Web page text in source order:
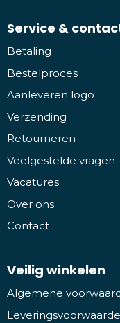
Service &
Betaling
Bestelproces
Aanleveren logo
Verzending
Retourneren
Veelgestelde vragen
Vacatures
Over ons
Contact
Veilig winkelen
Algemene